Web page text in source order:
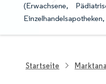
(Erwachsene,
Startseite